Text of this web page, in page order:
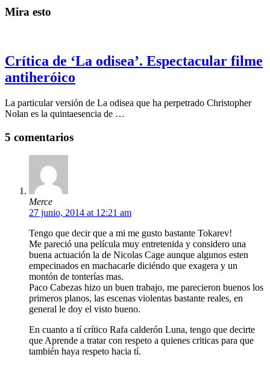
Mira esto
Crítica de ‘La odisea’. Espectacular filme
antiheróico
La particular versión de La odisea que ha perpetrado Christopher
Nolan es la quintaesencia de …
5 comentarios
Merce
27 junio, 2014 at 12:21 am
Tengo que decir que a mi me gusto bastante Tokarev!
Me pareció una película muy entretenida y considero una
buena actuación la de Nicolas Cage aunque algunos esten
empecinados en machacarle diciéndo que exagera y un
montón de tonterías mas.
Paco Cabezas hizo un buen trabajo, me parecieron buenos los
primeros planos, las escenas violentas bastante reales, en
general le doy el visto bueno.
En cuanto a tí crítico Rafa calderón Luna, tengo que decirte
que Aprende a tratar con respeto a quienes criticas para que
también haya respeto hacia tí.